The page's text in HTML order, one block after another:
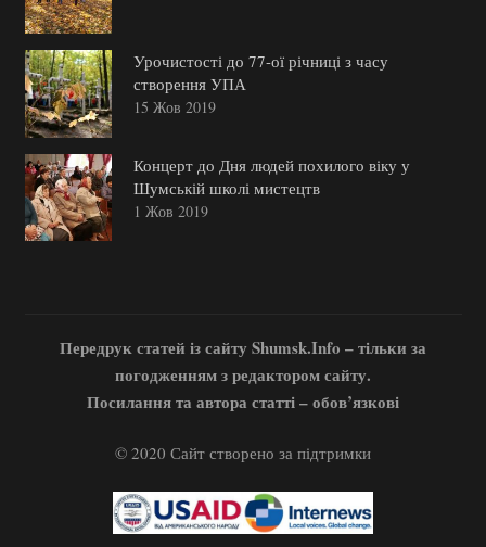
Урочистості до 77-ої річниці з часу
створення УПА
15 Жов 2019
Концерт до Дня людей похилого віку у
Шумській школі мистецтв
1 Жов 2019
Передрук статей із сайту Shumsk.Info – тільки за
погодженням з редактором сайту.
Посилання та автора статті – обов’язкові
© 2020 Сайт створено за підтримки